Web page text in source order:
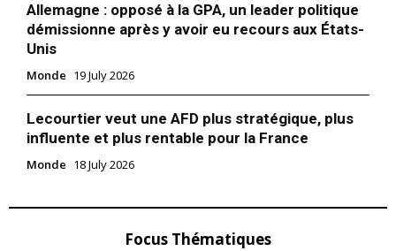
Allemagne : opposé à la GPA, un leader politique
démissionne après y avoir eu recours aux États-
Unis
Monde 19 July 2026
Lecourtier veut une AFD plus stratégique, plus
influente et plus rentable pour la France
Monde 18 July 2026
Focus Thématiques